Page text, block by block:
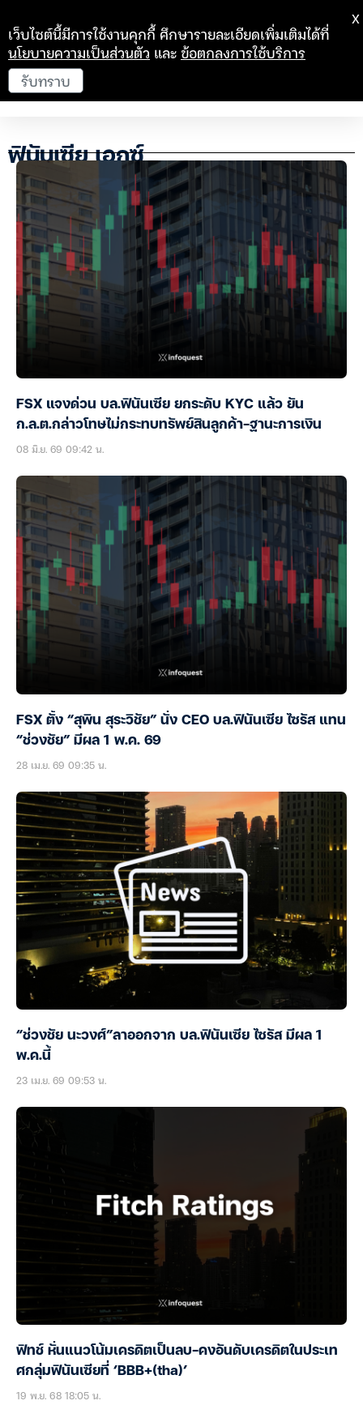
ฟินันเซีย เอกซ์
FSX แจงด่วน บล.ฟินันเซีย ยกระดับ KYC แล้ว ยัน
ก.ล.ต.กล่าวโทษไม่กระทบทรัพย์สินลูกค้า-ฐานะการเงิน
08 มิ.ย. 69 09:42 น.
FSX ตั้ง “สุพิน สุระวิชัย” นั่ง CEO บล.ฟินันเซีย ไซรัส แทน
“ช่วงชัย” มีผล 1 พ.ค. 69
28 เม.ย. 69 09:35 น.
“ช่วงชัย นะวงศ์”ลาออกจาก บล.ฟินันเซีย ไซรัส มีผล 1
พ.ค.นี้
23 เม.ย. 69 09:53 น.
ฟิทช์ หั่นแนวโน้มเครดิตเป็นลบ-คงอันดับเครดิตในประเท
ศกลุ่มฟินันเซียที่ ‘BBB+(tha)’
19 พ.ย. 68 18:05 น.
เว็บไซต์นี้มีการใช้งานคุกกี้ ศึกษารายละเอียดเพิ่มเติมได้ที่
นโยบายความเป็นส่วนตัว และข้อตกลงการใช้บริการ
รับทราบ
X